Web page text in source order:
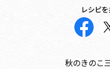
レシピ
秋のきのこ